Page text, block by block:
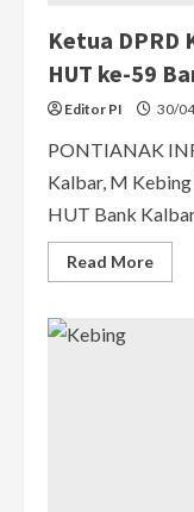
Ketua DPRD
HUT ke-59
Editor PI 30/
PONTIANAK
Kalbar, M Kebing
HUT Bank
Read MoreRead
more